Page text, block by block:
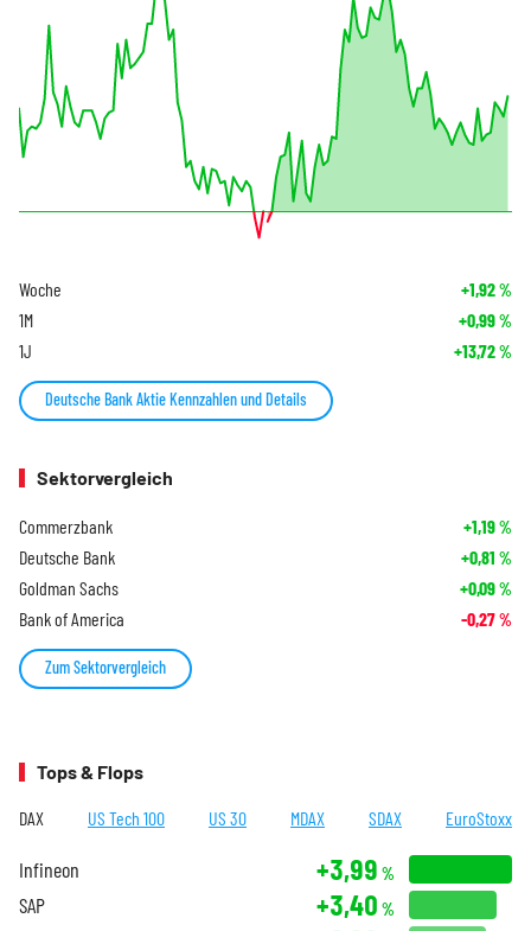
Woche +1,92%
1M +0,99%
1J +13,72%
Deutsche Bank Aktie Kennzahlen und Details
Sektorvergleich
Commerzbank +1,19%
Deutsche Bank +0,81 %
Goldman Sachs +0,09%
Bank of America -0,27%
Zum Sektorvergleich
Tops & Flops
DAX US Tech 100 US 30 MDAX SDAX EuroStoxx
Infineon +3,99 %
SAP +3,40 %